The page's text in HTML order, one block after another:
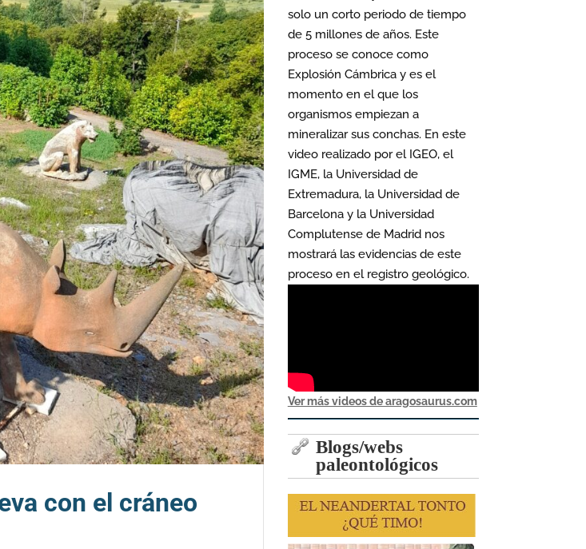
con el cráneo
solo un corto periodo de tiempo
de 5 millones de años. Este
proceso se conoce como
Explosión Cámbrica y es el
momento en el que los
organismos empiezan a
mineralizar sus conchas. En este
video realizado por el IGEO, el
IGME, la Universidad de
Extremadura, la Universidad de
Barcelona y la Universidad
Complutense de Madrid nos
mostrará las evidencias de este
proceso en el registro geológico.
Ver más videos de aragosaurus.com
Blogs/webs
paleontológicos